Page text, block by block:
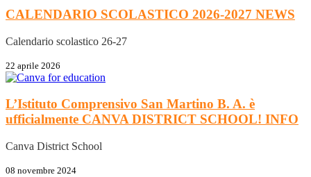
CALENDARIO SCOLASTICO 2026-2027 NEWS
Calendario scolastico 26-27
22 aprile 2026
L’Istituto Comprensivo San Martino B. A. è
ufficialmente CANVA DISTRICT SCHOOL! INFO
Canva District School
08 novembre 2024